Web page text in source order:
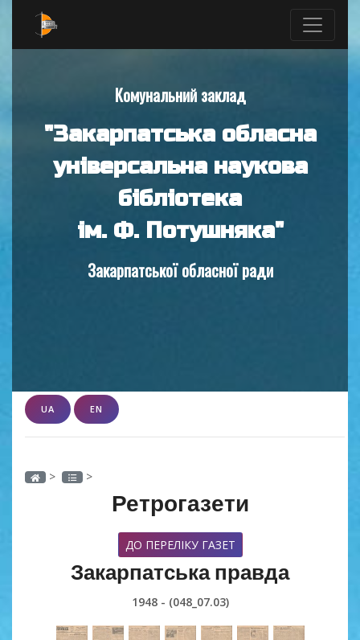
Комунальний заклад
"Закарпатська обласна
універсальна наукова
бібліотека
ім. Ф. Потушняка"
Закарпатської обласної ради
UA EN
> >
Ретрогазети
ДО ПЕРЕЛІКУ ГАЗЕТ
Закарпатська правда
1948 - (048_07.03)